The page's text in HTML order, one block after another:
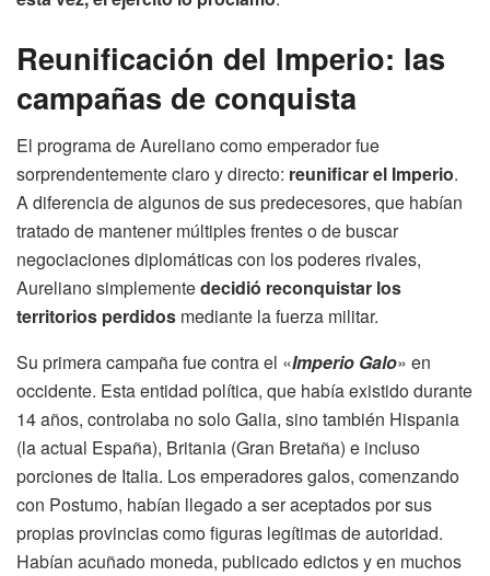
Reunificación del Imperio: las
campañas de conquista
El programa de Aureliano como emperador fue
sorprendentemente claro y directo: reunificar el Imperio.
A diferencia de algunos de sus predecesores, que habían
tratado de mantener múltiples frentes o de buscar
negociaciones diplomáticas con los poderes rivales,
Aureliano simplementedecidió reconquistar los
territorios perdidos mediante la fuerza militar.
Su primera campaña fue contra el «Imperio Galo» en
occidente. Esta entidad política, que había existido durante
14 años, controlaba no solo Galia, sino también Hispania
(la actual España), Britania (Gran Bretaña) e incluso
porciones de Italia. Los emperadores galos, comenzando
con Postumo, habían llegado a ser aceptados por sus
propias provincias como figuras legítimas de autoridad.
Habían acuñado moneda, publicado edictos y en muchos